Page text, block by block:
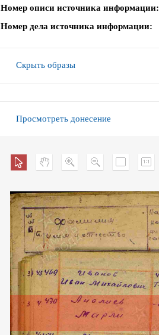
Номер описи источника информации
Номер дела источника информации
Скрыть образы
Просмотреть донесение